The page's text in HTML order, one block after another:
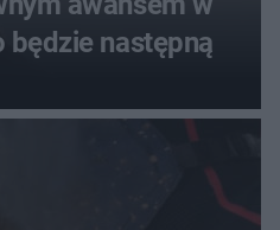
będzie następną